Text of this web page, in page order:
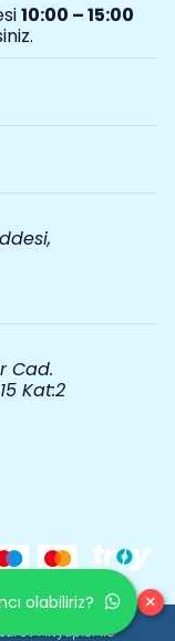
10:00 – 15:00
Cad.
Kat:2
Altyapısı ile
olabiliriz? ×